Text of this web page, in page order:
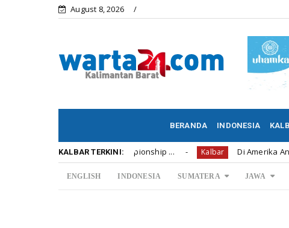
August 8, 2026
BERANDA INDONESIA
KALBAR TERKINI:
U12 Soccer Championship ... Kalbar Di Amerika Anak
ENGLISH INDONESIA SUMATERA JAWA